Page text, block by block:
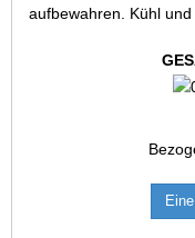
aufbewahren. Kühl